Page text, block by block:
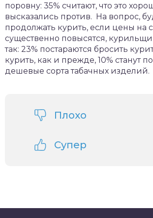
поровну: 35% считают, что это
высказались против. На вопрос,
продолжать курить, если цены на
существенно повысятся,
так: 23% постараются бросить
курить, как и прежде, 10% станут
дешевые сорта табачных изделий.
Плохо
Супер